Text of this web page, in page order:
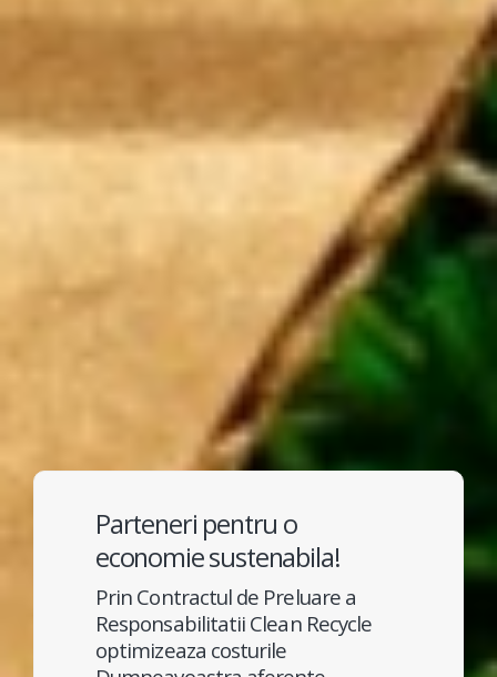
Parteneri pentru o
economie sustenabila!
Prin Contractul de Preluare a
Responsabilitatii Clean Recycle
optimizeaza costurile